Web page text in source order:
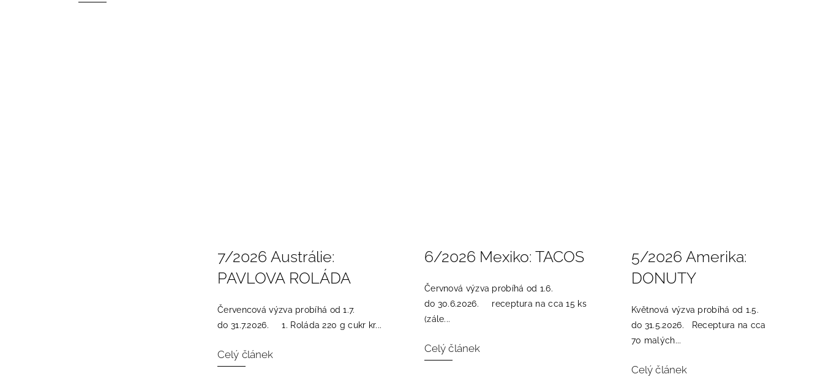
7/2026 Austrálie:
PAVLOVA ROLÁDA
Červencová výzva probíhá od 1.7.
do 31.7.2026. 1. Roláda 220 g cukr kr...
Celý článek
6/2026 Mexiko: TACOS
Červnová výzva probíhá od 1.6.
do 30.6.2026. receptura na cca 15 ks
(zále...
Celý článek
5/2026 Amerika:
DONUTY
Květnová výzva probíhá od 1.5.
do 31.5.2026. Receptura na cca
70 malých...
Celý článek